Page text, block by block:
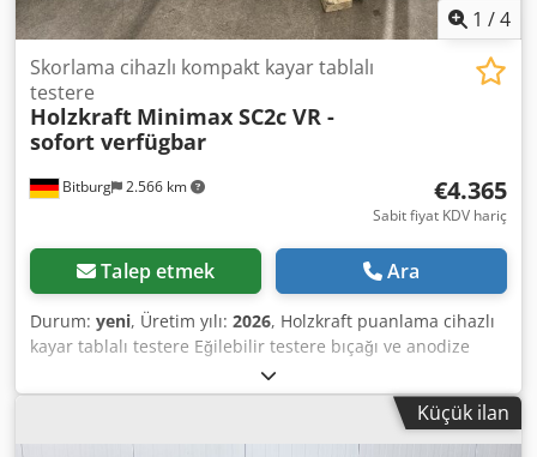
1 /4
Bitburg 2.566 km
Skorlama cihazlı kompakt kayar tablalı
testere
Holzkraft Minimax SC2c VR -
sofort verfügbar
€4.365
Sabit fiyat KDV hariç
Talep etmek Ara
Durum: yeni, Üretim yılı: 2026, Holzkraft puanlama cihazlı
kayar tablalı testere Eğilebilir testere bıçağı ve anodize
alüminyumdan yapılmış yüksek kaliteli kayar tablaya sahip
küçük formatlı daire testere Küçük formatlı daire
testerenin kesme düzlemi doğrudan makaralı tabla
üzerinde Eloksallı alüminyumdan yapılmış hassas kılavuzlu
Küçük ilan